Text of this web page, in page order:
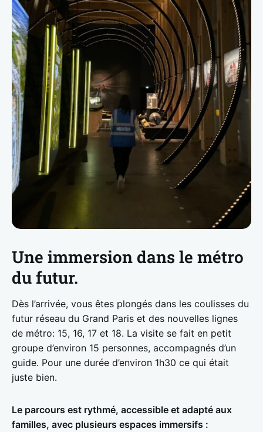
Une immersion dans le métro
du futur.
Dès l’arrivée, vous êtes plongés dans les coulisses du
futur réseau du Grand Paris et des nouvelles lignes
de métro: 15, 16, 17 et 18. La visite se fait en petit
groupe d’environ 15 personnes, accompagnés d’un
guide. Pour une durée d’environ 1h30 ce qui était
juste bien.
Le parcours est rythmé, accessible et adapté aux
familles, avec plusieurs espaces immersifs :